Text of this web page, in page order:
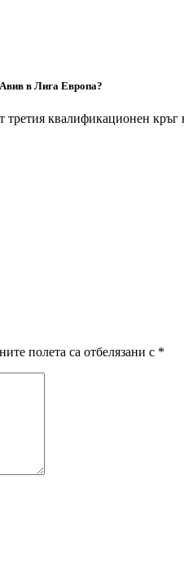
в Лига Европа?
квалификационен кръг
полета са отбелязани с *